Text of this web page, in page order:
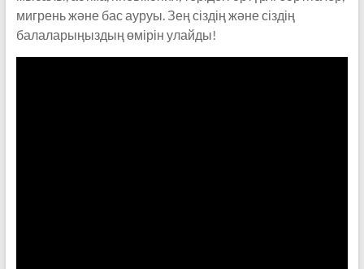
мигрень және бас ауруы. Зең сіздің және сіздің
балаларыңыздың өмірін улайды!